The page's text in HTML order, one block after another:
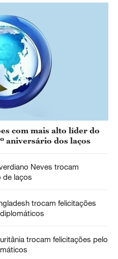
com mais alto líder do
aniversário dos laços
Neves trocam
de laços
trocam felicitações
trocam felicitações pelo